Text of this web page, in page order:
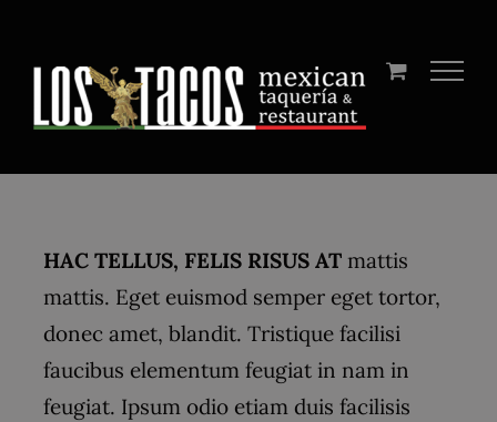
content
HAC TELLUS, FELIS RISUS ATmattis
mattis. Eget euismod semper eget tortor,
donec amet, blandit. Tristique facilisi
faucibus elementum feugiat in nam in
feugiat. Ipsum odio etiam duis facilisis